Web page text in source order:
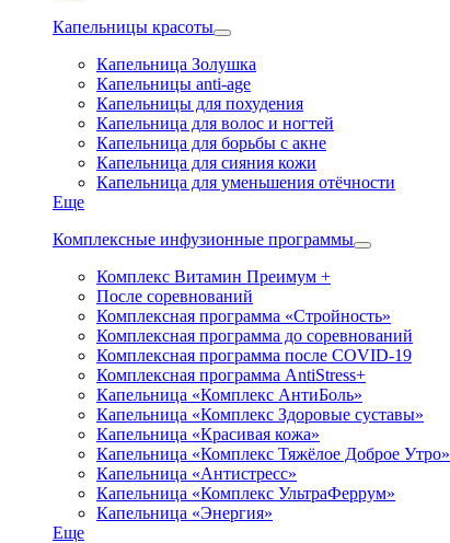
Капельницы красоты
Капельница Золушка
Капельницы anti-age
Капельницы для похудения
Капельница для волос и ногтей
Капельница для борьбы с акне
Капельница для сияния кожи
Капельница для уменьшения отёчности
Еще
Комплексные инфузионные программы
Комплекс Витамин Преимум +
После соревнований
Комплексная программа «Стройность»
Комплексная программа до соревнований
Комплексная программа после COVID-19
Комплексная программа AntiStress+
Капельница «Комплекс АнтиБоль»
Капельница «Комплекс Здоровые суставы»
Капельница «Красивая кожа»
Капельница «Комплекс Тяжёлое Доброе Утро»
Капельница «Антистресс»
Капельница «Комплекс УльтраФеррум»
Капельница «Энергия»
Еще